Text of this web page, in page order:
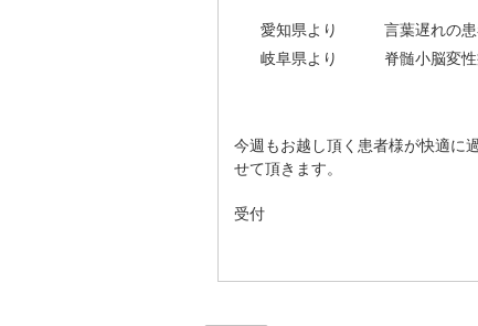
愛知県より 言葉遅れの患
岐阜県より 脊髄小脳変性
今週もお越し頂く患者様が快適に
せて頂きます。
受付